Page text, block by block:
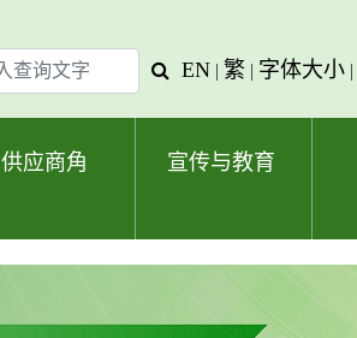
查
字
EN | 繁 | 字体大小 |
供应商角 宣传与教育